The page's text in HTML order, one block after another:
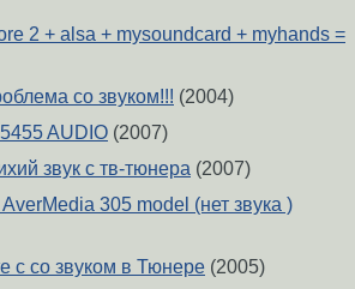
2 + alsa + mysoundcard + myhands =
со звуком!!! (2004)
AUDIO (2007)
звук с тв-тюнера (2007)
305 model (нет звука )
с со звуком в Тюнере (2005)